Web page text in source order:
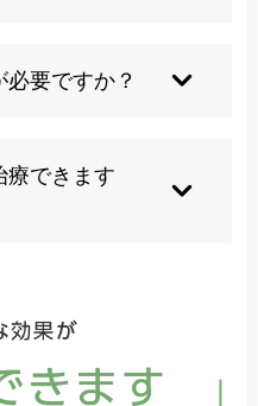
要ですか？
療できます
定できなくても、症
が行われるので早め